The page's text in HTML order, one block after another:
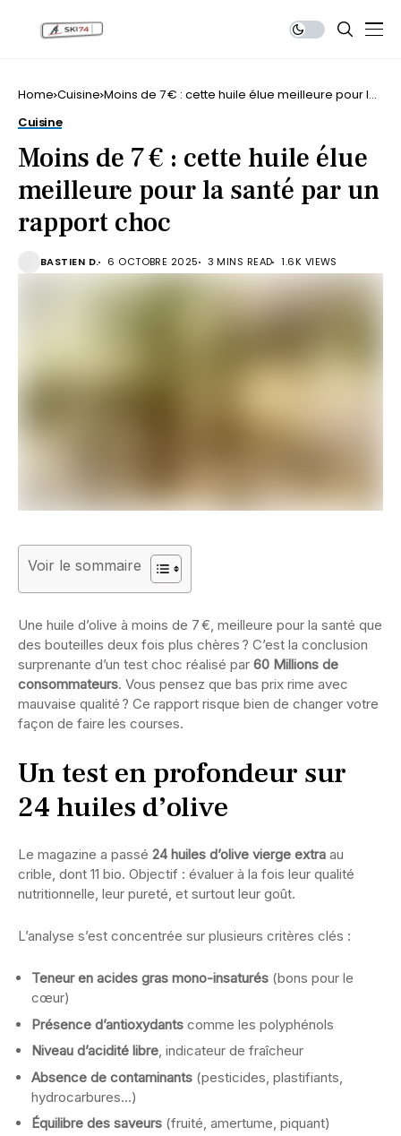
Home Cuisine Moins de 7 € : cette huile élue meilleure pour la
Cuisine
Moins de 7 € : cette huile élue
meilleure pour la santé par un
rapport choc
BASTIEN D. 6 OCTOBRE 2025 3 MINS READ 1.6K VIEWS
Voir le sommaire
Une huile d’olive à moins de 7 €, meilleure pour la santé que
des bouteilles deux fois plus chères ? C’est la conclusion
surprenante d’un test choc réalisé par 60 Millions de
consommateurs. Vous pensez que bas prix rime avec
mauvaise qualité ? Ce rapport risque bien de changer votre
façon de faire les courses.
Un test en profondeur sur
24 huiles d’olive
Le magazine a passé 24 huiles d’olive vierge extra au
crible, dont 11 bio. Objectif : évaluer à la fois leur qualité
nutritionnelle, leur pureté, et surtout leur goût.
L’analyse s’est concentrée sur plusieurs critères clés :
Teneur en acides gras mono-insaturés (bons pour le
cœur)
Présence d’antioxydants comme les polyphénols
Niveau d’acidité libre, indicateur de fraîcheur
Absence de contaminants (pesticides, plastifiants,
hydrocarbures…)
Équilibre des saveurs (fruité, amertume, piquant)